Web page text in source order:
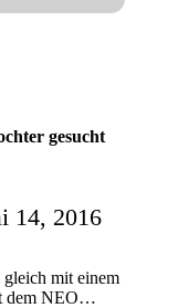
gesucht
14, 2016
gleich mit einem
dem NEO…